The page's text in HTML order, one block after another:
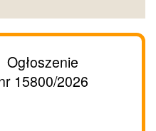
Ogłoszenie
15800/2026